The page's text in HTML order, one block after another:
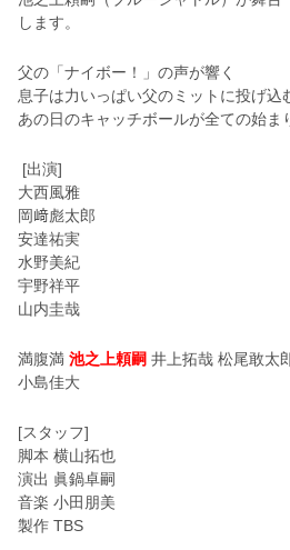
します。
父の「ナイボー！」の声が響く
息子は力いっぱい父のミットに投げ込
あの日のキャッチボールが全ての始ま
[出演]
大西風雅
岡﨑彪太郎
安達祐実
水野美紀
宇野祥平
山内圭哉
満腹満 池之上頼嗣 井上拓哉 松尾敢太
小島佳大
[スタッフ]
脚本 横山拓也
演出 眞鍋卓嗣
音楽 小田朋美
製作 TBS